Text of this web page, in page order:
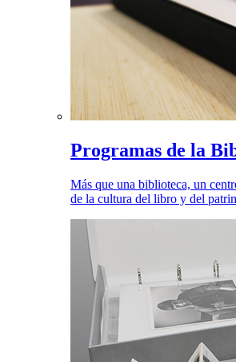
Programas de la
Más que una biblioteca, un
de la cultura del libro y del